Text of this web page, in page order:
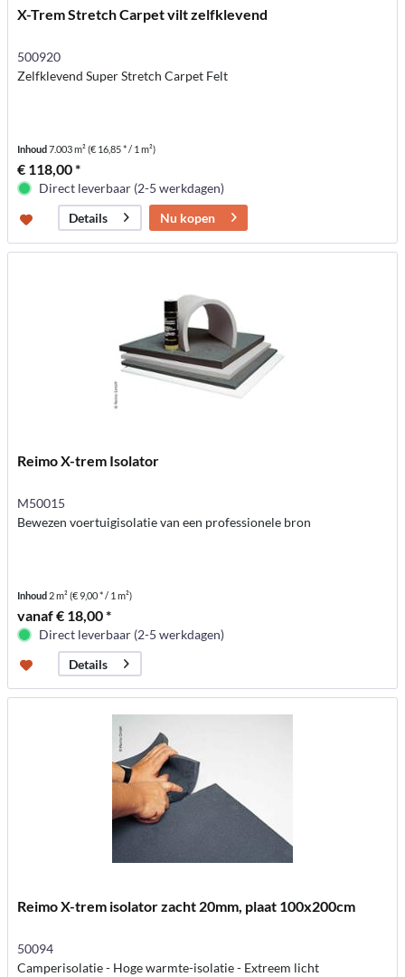
X-Trem Stretch Carpet vilt zelfklevend
500920
Zelfklevend Super Stretch Carpet Felt
Inhoud7.003 m²(€ 16,85 * / 1 m²)
€ 118,00 *
Direct leverbaar (2-5 werkdagen)
Details
Nu kopen
Reimo X-trem Isolator
M50015
Bewezen voertuigisolatie van een professionele bron
Inhoud 2 m²(€ 9,00 * / 1 m²)
vanaf € 18,00 *
Direct leverbaar (2-5 werkdagen)
Details
Reimo X-trem isolator zacht 20mm, plaat 100x200cm
50094
Camperisolatie - Hoge warmte-isolatie - Extreem licht